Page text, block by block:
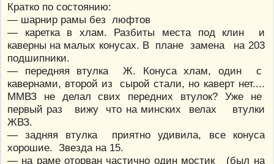
Кратко по состоянию:
— шарнир рамы без люфтов
— каретка в хлам. Разбиты места под клин и
каверны на малых конусах. В плане замена на 203
подшипники.
— передняя втулка Ж. Конуса хлам, один с
кавернами, второй из сырой стали, но каверт нет....
ММВЗ не делал свих передних втулок? Уже не
первый раз вижу что на минских велах втулки
ЖВЗ.
— задняя втулка приятно удивила, все конуса
хорошие. Звезда на 15.
— на раме оторван частично один мостик (был на